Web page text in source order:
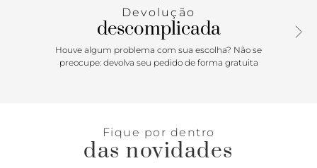
Devolução
descomplicada
Houve algum problema com sua escolha? Não se
preocupe: devolva seu pedido de forma gratuita
Fique por dentro
das novidades